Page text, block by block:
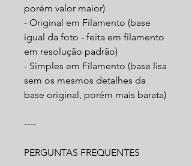
porém valor maior)
- Original em Filamento (base
igual da foto - feita em filamento
em resolução padrão)
- Simples em Filamento (base lisa
sem os mesmos detalhes da
base original, porém mais barata)
----
PERGUNTAS FREQUENTES